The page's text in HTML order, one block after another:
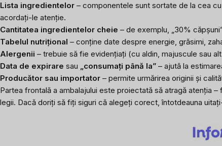
Lista ingredientelor – componentele sunt sortate de la cea
acordați-le atenție.
Cantitatea ingredientelor cheie – de exemplu, „30%
Tabelul nutrițional – conține date despre energie, grăsimi,
Alergenii – trebuie să fie evidențiați (cu aldin, majuscule sau
Data de expirare sau „consumați până la” – ajută la
Producător sau importator – permite urmărirea originii și
Partea frontală a ambalajului este proiectată să atragă atenția
legii. Dacă doriți să fiți siguri că alegeți corect, întotdeauna